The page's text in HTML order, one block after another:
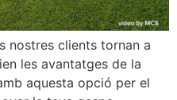
nostres clients tornan a
les avantatges de la
aquesta opció per el